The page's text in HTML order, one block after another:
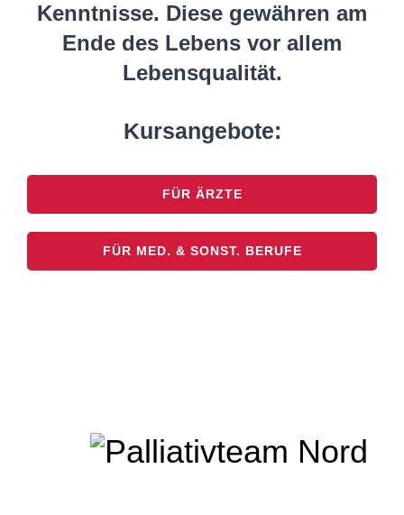
Kenntnisse. Diese gewähren am
Ende des Lebens vor allem
Lebensqualität.
Kursangebote:
FÜR ÄRZTE
FÜR MED. & SONST. BERUFE